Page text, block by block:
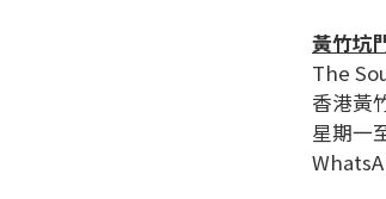
黃竹坑
The
香港黃
星期一